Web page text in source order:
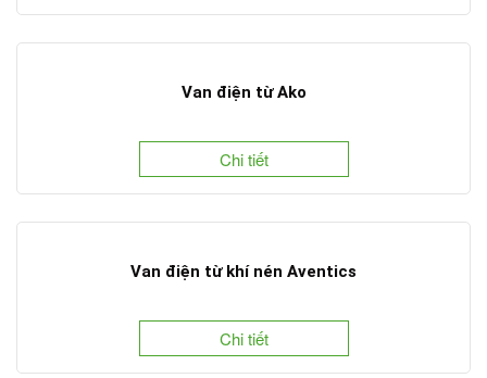
Van điện từ Ako
Chi tiết
Van điện từ khí nén Aventics
Chi tiết